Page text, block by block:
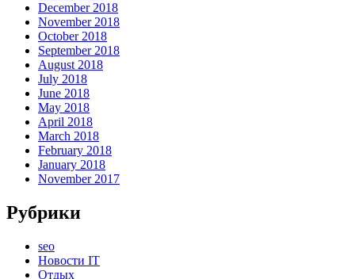
December 2018
November 2018
October 2018
September 2018
August 2018
July 2018
June 2018
May 2018
April 2018
March 2018
February 2018
January 2018
November 2017
Рубрики
seo
Новости IT
Отдых